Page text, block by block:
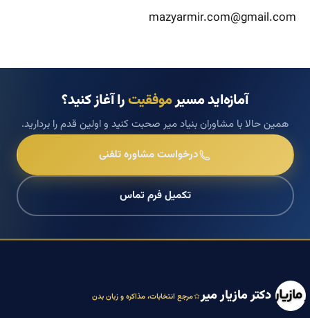
mazyarmir.com@gmail.com
آمازه‌اید مسیرموفقیترا آغاز کنید؟
همین حالا با مشاوران بنیاد میر صحبت کنید و اولین قدم را بردارید.
درخواست مشاوره تلفنی
تکمیل فرم تماس
دکتر مازیار میر مرجع انتخابات، مذاکره و زبان بدن